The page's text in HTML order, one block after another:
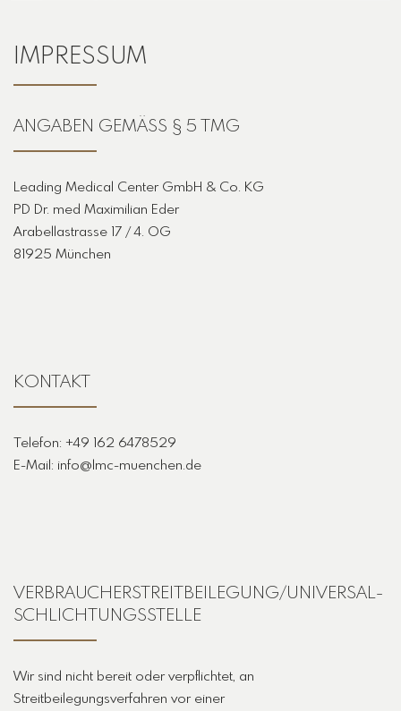
IMPRESSUM
ANGABEN GEMÄSS § 5 TMG
Leading Medical Center GmbH & Co. KG
PD Dr. med Maximilian Eder
Arabellastrasse 17 / 4. OG
81925 München
KONTAKT
Telefon: +49 162 6478529
E-Mail: info@lmc-muenchen.de
VERBRAUCHER­STREIT­BEILEGUNG/UNIVERSAL­
SCHLICHTUNGS­STELLE
Wir sind nicht bereit oder verpflichtet, an
Streitbeilegungsverfahren vor einer